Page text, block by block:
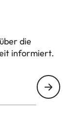
die
informiert.